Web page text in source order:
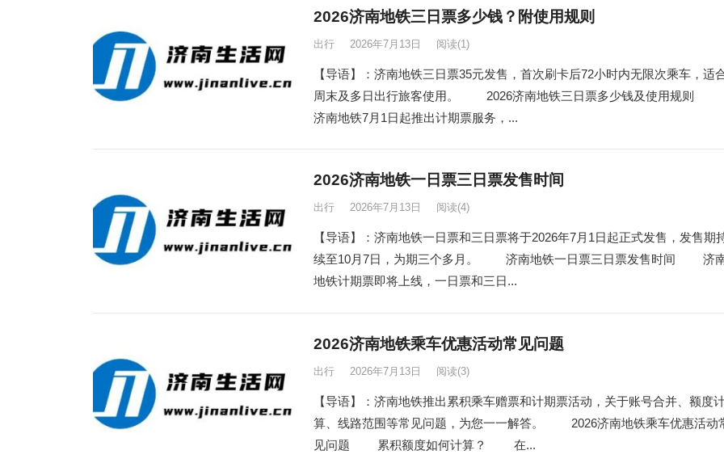
2026济南地铁三日票多少钱？附使用规则
出行 2026年7月13日 阅读(1)
【导语】：济南地铁三日票35元发售，首次刷卡后72小时内无限次乘车，适
周末及多日出行旅客使用。 2026济南地铁三日票多少钱及使用规则
济南地铁7月1日起推出计期票服务，...
2026济南地铁一日票三日票发售时间
出行 2026年7月13日 阅读(4)
【导语】：济南地铁一日票和三日票将于2026年7月1日起正式发售，发售期
续至10月7日，为期三个多月。 济南地铁一日票三日票发售时间 济
地铁计期票即将上线，一日票和三日...
2026济南地铁乘车优惠活动常见问题
出行 2026年7月13日 阅读(3)
【导语】：济南地铁推出累积乘车赠票和计期票活动，关于账号合并、额度
算、线路范围等常见问题，为您一一解答。 2026济南地铁乘车优惠活动
见问题 累积额度如何计算？ 在...